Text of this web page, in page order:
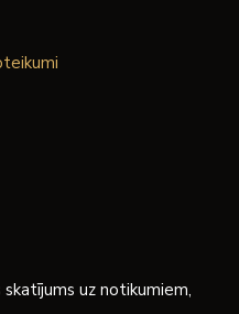
uz notikumiem,